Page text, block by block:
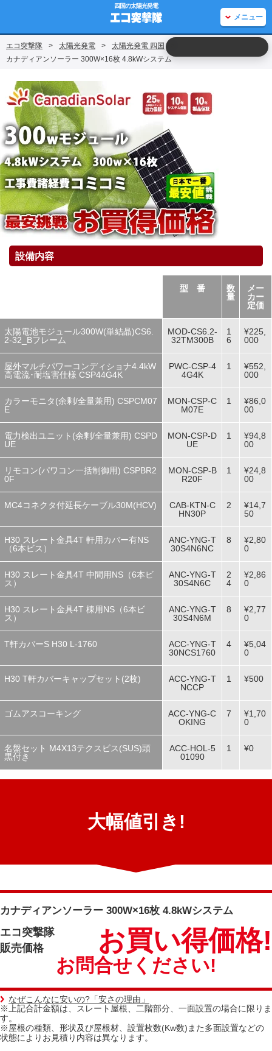
四国の太陽光発電
メニュー
エコ突撃隊 > 太陽光発電 > 太陽光発電 四国
カナディアンソーラー 300W×16枚 4.8kWシステム
設備内容
型 番
数
量
メー
カー
定価
太陽電池モジュール300W(単結晶)CS6.
2-32_Bフレーム
MOD-CS6.2-
32TM300B
1
6
¥225,
000
屋外マルチパワーコンディショナ4.4kW
高電流･耐塩害仕様 CSP44G4K
PWC-CSP-4
4G4K
1
¥552,
000
カラーモニタ(余剰/全量兼用) CSPCM07
E
MON-CSP-C
M07E
1
¥86,0
00
電力検出ユニット(余剰/全量兼用) CSPD
UE
MON-CSP-D
UE
1
¥94,8
00
リモコン(パワコン一括制御用) CSPBR2
0F
MON-CSP-B
R20F
1
¥24,8
00
MC4コネクタ付延長ケーブル30M(HCV)
CAB-KTN-C
HN30P
2
¥14,7
50
H30 スレート金具4T 軒用カバー有NS
（6本ビス）
ANC-YNG-T
30S4N6NC
8
¥2,80
0
H30 スレート金具4T 中間用NS（6本ビ
ス）
ANC-YNG-T
30S4N6C
2
4
¥2,86
0
H30 スレート金具4T 棟用NS（6本ビ
ス）
ANC-YNG-T
30S4N6M
8
¥2,77
0
T軒カバーS H30 L-1760
ACC-YNG-T
30NCS1760
4
¥5,04
0
H30 T軒カバーキャップセット(2枚)
ACC-YNG-T
NCCP
1 ¥500
ゴムアスコーキング
ACC-YNG-C
OKING
7
¥1,70
0
名盤セット M4X13テクスビス(SUS)頭
黒付き
ACC-HOL-5
01090
1 ¥0
大幅値引き!
カナディアンソーラー 300W×16枚 4.8kWシステム
エコ突撃隊
販売価格
お買い得価格!
お問合せください!
※上記合計金額は、スレート屋根、二階部分、一面設置の場合に限りま
す。
※屋根の種類、形状及び屋根材、設置枚数(Kw数)また多面設置などの
状態によりお見積り内容は異なります。
なぜこんなに安いの?「安さの理由」